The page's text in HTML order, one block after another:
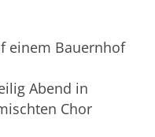
einem Bauernhof
Abend in
Chor